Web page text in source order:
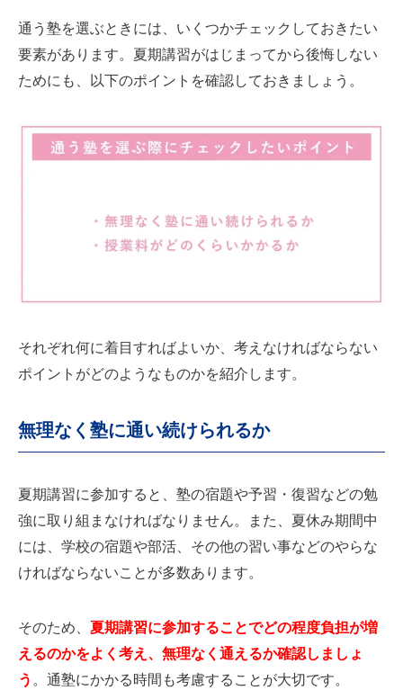
通う塾を選ぶときには、いくつかチェックしておきたい
要素があります。夏期講習がはじまってから後悔しない
ためにも、以下のポイントを確認しておきましょう。
それぞれ何に着目すればよいか、考えなければならない
ポイントがどのようなものかを紹介します。
無理なく塾に通い続けられるか
夏期講習に参加すると、塾の宿題や予習・復習などの勉
強に取り組まなければなりません。また、夏休み期間中
には、学校の宿題や部活、その他の習い事などのやらな
ければならないことが多数あります。
そのため、 夏期講習に参加することでどの程度負担が増
えるのかをよく考え、無理なく通えるか確認しましょ
う 。通塾にかかる時間も考慮することが大切です。